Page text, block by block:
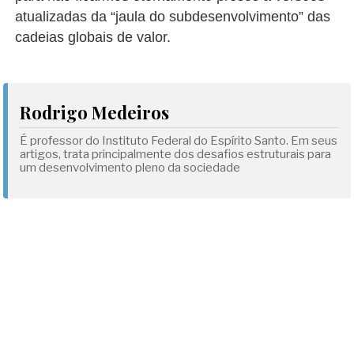
atualizadas da “jaula do subdesenvolvimento” das
cadeias globais de valor.
Rodrigo Medeiros
É professor do Instituto Federal do Espírito Santo. Em seus
artigos, trata principalmente dos desafios estruturais para
um desenvolvimento pleno da sociedade